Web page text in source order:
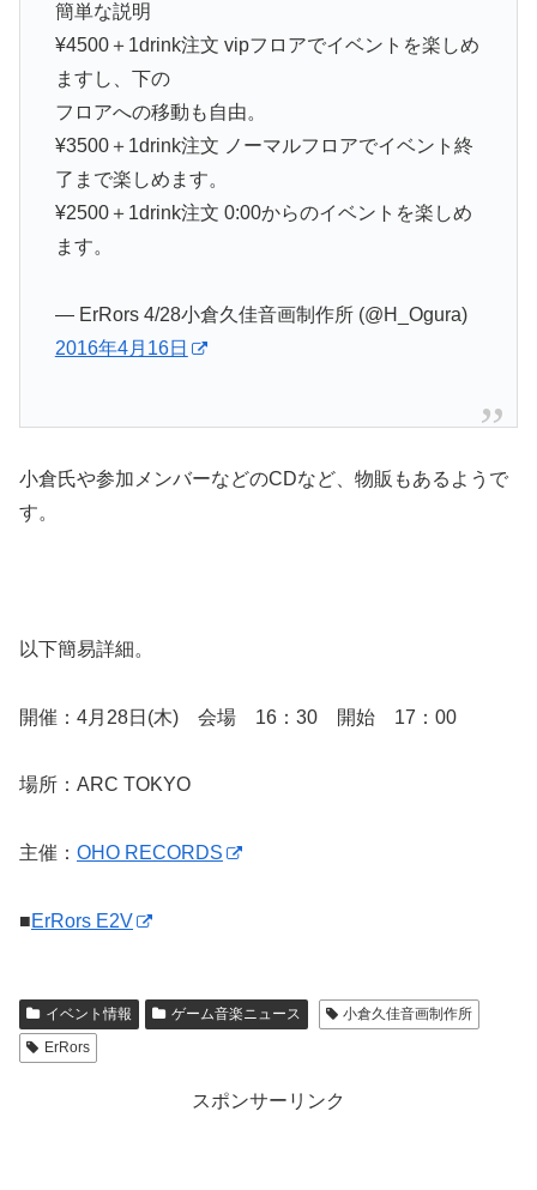
簡単な説明
¥4500＋1drink注文 vipフロアでイベントを楽しめ
ますし、下の
フロアへの移動も自由。
¥3500＋1drink注文 ノーマルフロアでイベント終
了まで楽しめます。
¥2500＋1drink注文 0:00からのイベントを楽しめ
ます。
— ErRors 4/28小倉久佳音画制作所 (@H_Ogura)
2016年4月16日
小倉氏や参加メンバーなどのCDなど、物販もあるようで
す。
以下簡易詳細。
開催：4月28日(木) 会場 16：30 開始 17：00
場所：ARC TOKYO
主催： OHO RECORDS
■ErRors E2V
イベント情報 ゲーム音楽ニュース
小倉久佳音画制作所
ErRors
スポンサーリンク